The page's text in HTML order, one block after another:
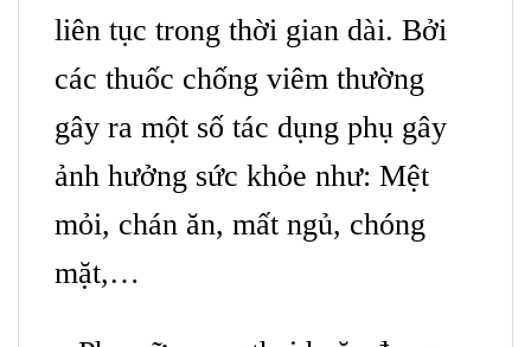
liên tục trong thời gian dài. Bởi
các thuốc chống viêm thường
gây ra một số tác dụng phụ gây
ảnh hưởng sức khỏe như: Mệt
mỏi, chán ăn, mất ngủ, chóng
mặt,…